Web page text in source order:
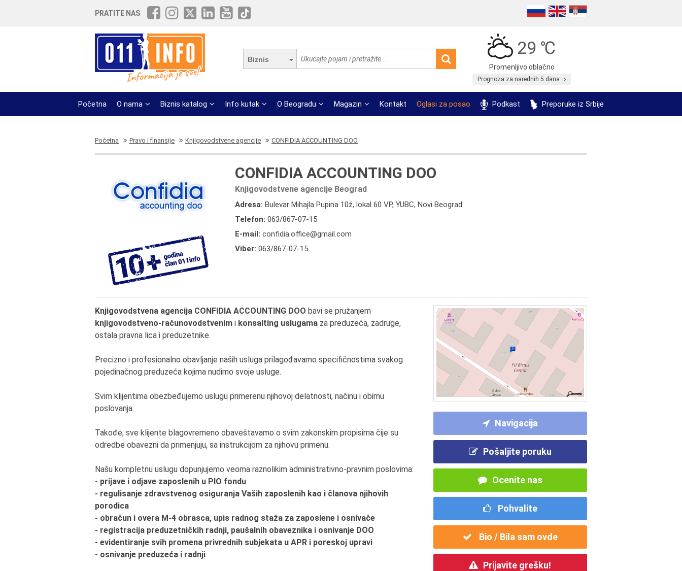
PRATITE NAS
Biznis
29 ℃
Promenljivo oblačno
Prognoza za narednih 5 dana
Početna O nama Biznis katalog Info kutak O Beogradu Magazin Kontakt Oglasi za posao Podkast Preporuke iz Srbije
Početna Pravo i finansije Knjigovodstvene agencije CONFIDIA ACCOUNTING DOO
CONFIDIA ACCOUNTING DOO
Knjigovodstvene agencije Beograd
Adresa: Bulevar Mihajla Pupina 10ž, lokal 60 VP, YUBC, Novi Beograd
Telefon: 063/867-07-15
E-mail: confidia.office@gmail.com
Viber: 063/867-07-15
Navigacija
Pošaljite poruku
Ocenite nas
Pohvalite
Bio / Bila sam ovde
Prijavite grešku!
Knjigovodstvena agencija CONFIDIA ACCOUNTING DOO bavi se pružanjem
knjigovodstveno-računovodstvenim i konsalting uslugama za preduzeća, zadruge,
ostala pravna lica i preduzetnike.
Precizno i profesionalno obavljanje naših usluga prilagođavamo specifičnostima svakog
pojedinačnog preduzeća kojima nudimo svoje usluge.
Svim klijentima obezbeđujemo uslugu primerenu njihovoj delatnosti, načinu i obimu
poslovanja.
Takođe, sve klijente blagovremeno obaveštavamo o svim zakonskim propisima čije su
odredbe obavezni da primenjuju, sa instrukcijom za njihovu primenu.
Našu kompletnu uslugu dopunjujemo veoma raznolikim administrativno-pravnim poslovima:
- prijave i odjave zaposlenih u PIO fondu
- regulisanje zdravstvenog osiguranja Vaših zaposlenih kao i članova njihovih
porodica
- obračun i overa M-4 obrasca, upis radnog staža za zaposlene i osnivače
- registracija preduzetničkih radnji, paušalnih obaveznika i osnivanje DOO
- evidentiranje svih promena privrednih subjekata u APR i poreskoj upravi
- osnivanje preduzeća i radnji